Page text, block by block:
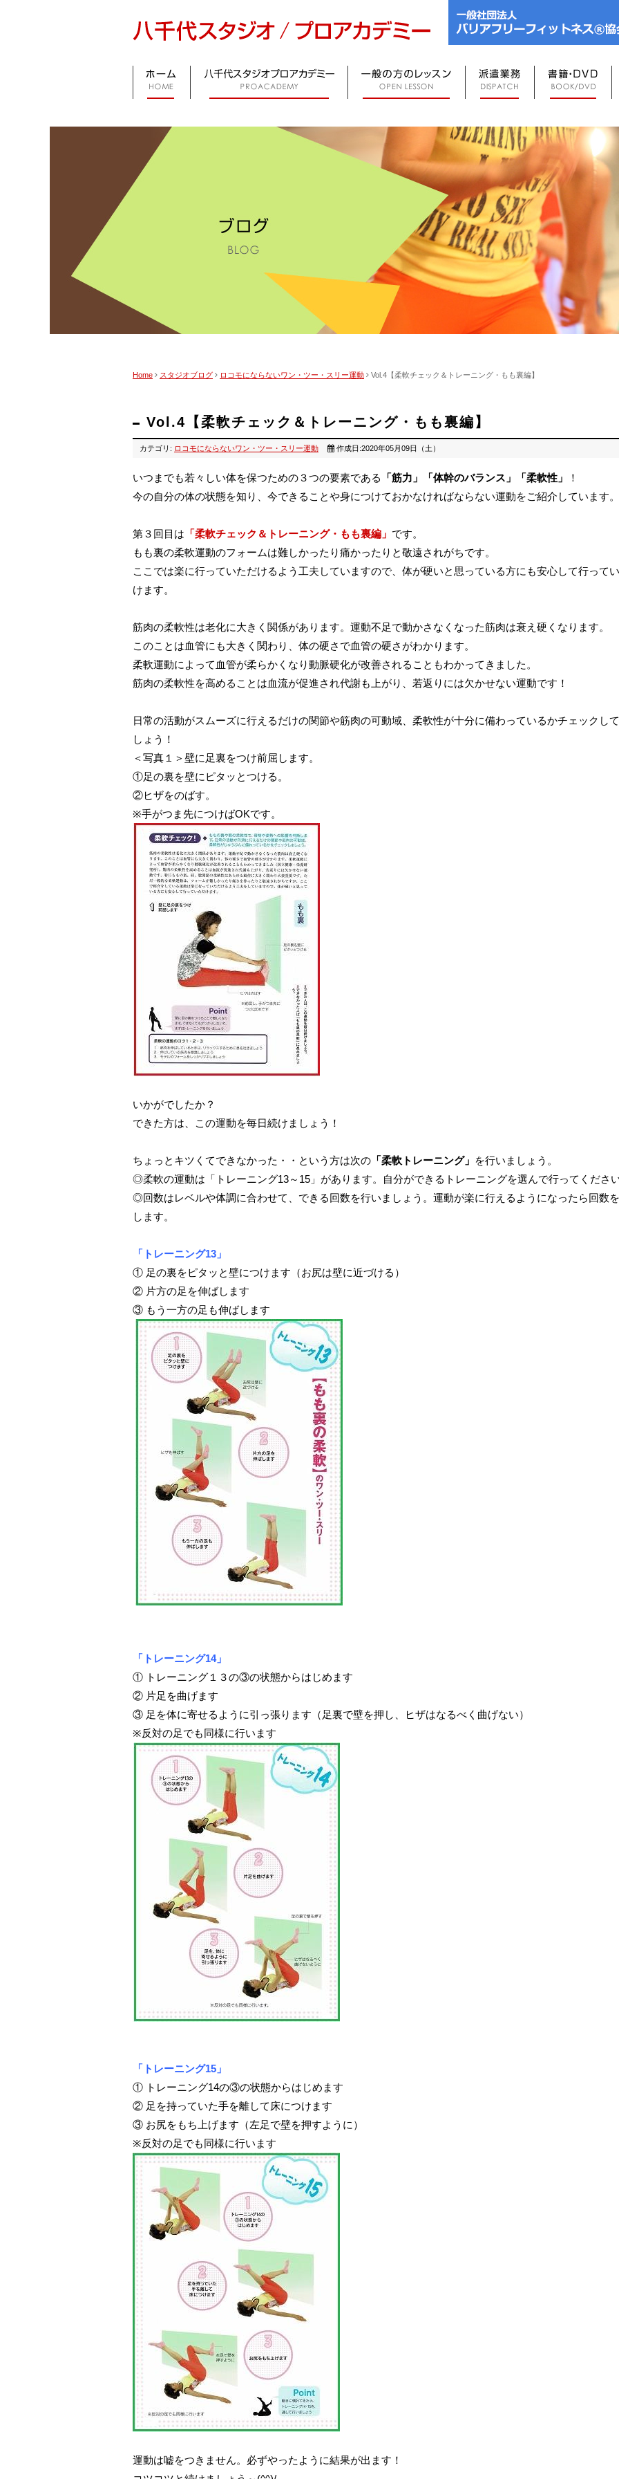
Home スタジオブログ ロコモにならないワン・ツー・スリー運動 Vol.4【柔軟チェック＆トレーニング・もも裏編】
Vol.4【柔軟チェック＆トレーニング・もも裏編】
カテゴリ: ロコモにならないワン・ツー・スリー運動 作成日:2020年05月09日（土）
いつまでも若々しい体を保つための３つの要素である 「筋力」「体幹のバランス」「柔軟性」
！
今の自分の体の状態を知り、今できることや身につけておかなければならない運動をご紹介しています。
第３回目は 「柔軟チェック＆トレーニング・もも裏編」 です。
もも裏の柔軟運動のフォームは難しかったり痛かったりと敬遠されがちです。
ここでは楽に行っていただけるよう工夫していますので、体が硬いと思っている方にも安心して行って
けます。
筋肉の柔軟性は老化に大きく関係があります。運動不足で動かさなくなった筋肉は衰え硬くなります。
このことは血管にも大きく関わり、体の硬さで血管の硬さがわかります。
柔軟運動によって血管が柔らかくなり動脈硬化が改善されることもわかってきました。
筋肉の柔軟性を高めることは血流が促進され代謝も上がり、若返りには欠かせない運動です！
日常の活動がスムーズに行えるだけの関節や筋肉の可動域、柔軟性が十分に備わっているかチェックし
しょう！
＜写真１＞壁に足裏をつけ前屈します。
①足の裏を壁にピタッとつける。
②ヒザをのばす。
※手がつま先につけばOKです。
いかがでしたか？
できた方は、この運動を毎日続けましょう！
ちょっとキツくてできなかった・・という方は次の 「柔軟トレーニング」 を行いましょう。
◎柔軟の運動は「トレーニング13～15」があります。自分ができるトレーニングを選んで行ってください
◎回数はレベルや体調に合わせて、できる回数を行いましょう。運動が楽に行えるようになったら回数
します。
「トレーニング13」
① 足の裏をピタッと壁につけます（お尻は壁に近づける）
② 片方の足を伸ばします
③ もう一方の足も伸ばします
「トレーニング14」
① トレーニング１３の③の状態からはじめます
② 片足を曲げます
③ 足を体に寄せるように引っ張ります（足裏で壁を押し、ヒザはなるべく曲げない）
※反対の足でも同様に行います
「トレーニング15」
① トレーニング14の③の状態からはじめます
② 足を持っていた手を離して床につけます
③ お尻をもち上げます（左足で壁を押すように）
※反対の足でも同様に行います
運動は嘘をつきません。必ずやったように結果が出ます！